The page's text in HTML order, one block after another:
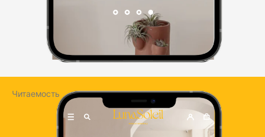
Читаемость